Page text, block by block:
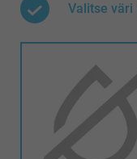
Valitse väri